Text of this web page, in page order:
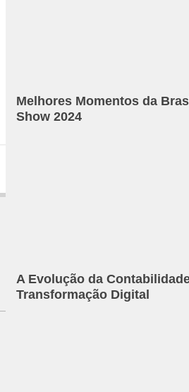
Melhores Momentos da
Show 2024
A Evolução da
Transformação Digital